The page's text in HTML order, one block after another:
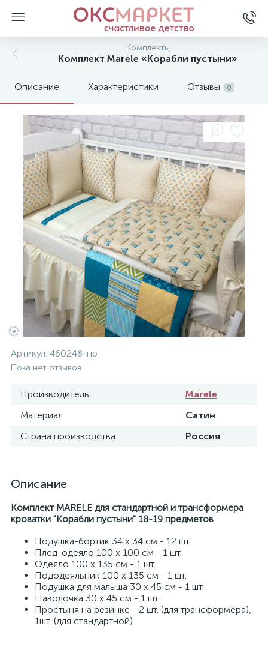
Комплекты
Комплект Marele «Корабли пустыни»
Описание Характеристики Отзывы 0
Артикул: 460248-пр
Пока нет отзывов
Производитель
Marele
Материал
Сатин
Страна производства
Россия
Описание
Комплект MARELE для стандартной и трансформера
кроватки "Корабли пустыни" 18-19 предметов
Подушка-бортик 34 х 34 см - 12 шт.
Плед-одеяло 100 х 100 см - 1 шт.
Одеяло 100 х 135 см - 1 шт.
Пододеяльник 100 х 135 см - 1 шт.
Подушка для малыша 30 х 45 см - 1 шт.
Наволочка 30 х 45 см - 1 шт.
Простыня на резинке - 2 шт. (для трансформера),
1шт. (для стандартной)